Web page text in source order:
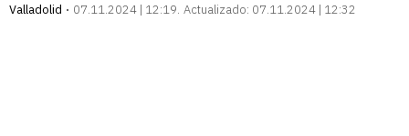
Valladolid
07.11.2024 | 12:19 Actualizado: 07.11.2024 | 12:32